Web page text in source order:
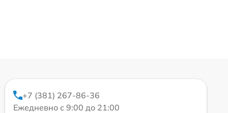
+7 (381) 267-86-36
Ежедневно с 9:00 до 21:00